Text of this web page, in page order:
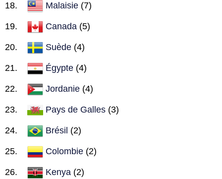
Malaisie (7)
Canada (5)
Suède (4)
Égypte (4)
Jordanie (4)
Pays de Galles (3)
Brésil (2)
Colombie (2)
Kenya (2)